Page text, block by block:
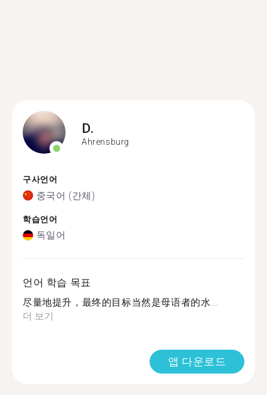
D.
Ahrensburg
구사언어
중국어 (간체)
학습언어
독일어
언어 학습 목표
尽量地提升，最终的目标当然是母语者的水...
더 보기
앱 다운로드